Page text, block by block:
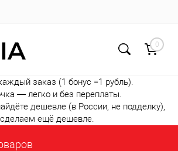
0
заказ (1 бонус =1 рубль).
— легко и без переплаты.
дешевле (в России, не подделку),
сделаем ещё дешевле.